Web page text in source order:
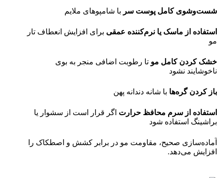
شست‌وشوی کامل پوست سر با شامپوهای ملایم
استفاده از ماسک یا نرم‌کننده عمقی برای افزایش انعطاف تار
مو
خشک کردن کامل مو تا رطوبت اضافی منجر به بوی
ناخوشایند نشود
باز کردن گره‌ها با شانه دندانه پهن
استفاده از سرم محافظ حرارت اگر قرار است از سشوار یا
براشینگ استفاده شود
آماده‌سازی صحیح، مقاومت مو در برابر کشش و اصطکاک را
افزایش می‌دهد.